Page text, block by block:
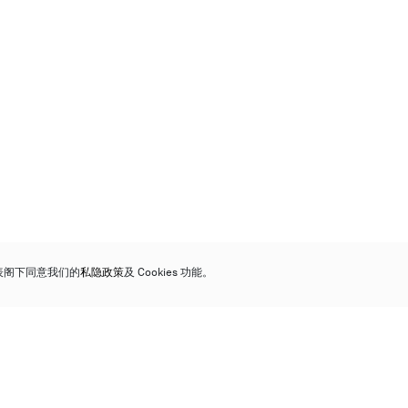
下同意我们的私隐政策及 Cookies 功能。